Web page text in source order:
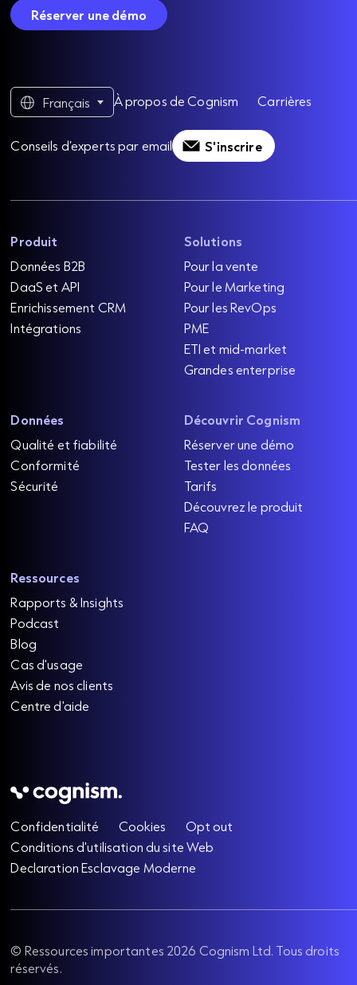
Réserver une démo
Français À propos de Cognism Carrières
Conseils d’experts par email S'inscrire
Produit
Données B2B
DaaS et API
Enrichissement CRM
Intégrations
Solutions
Pour la vente
Pour le Marketing
Pour les RevOps
PME
ETI et mid-market
Grandes enterprise
Données
Qualité et fiabilité
Conformité
Sécurité
Découvrir Cognism
Réserver une démo
Tester les données
Tarifs
Découvrez le produit
FAQ
Ressources
Rapports & Insights
Podcast
Blog
Cas d'usage
Avis de nos clients
Centre d'aide
Confidentialité Cookies
Opt out
Conditions d'utilisation du site Web
Declaration Esclavage Moderne
© Ressources importantes 2026 Cognism Ltd. Tous droits
réservés.